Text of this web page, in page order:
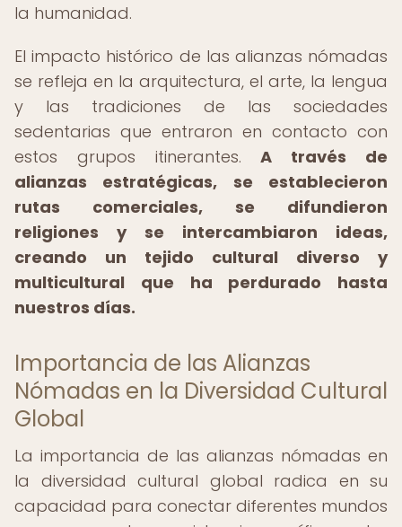
la humanidad.
El impacto histórico de las alianzas nómadas
se refleja en la arquitectura, el arte, la lengua
y las tradiciones de las sociedades
sedentarias que entraron en contacto con
estos grupos itinerantes.A través de
alianzas estratégicas, se establecieron
rutas comerciales, se difundieron
religiones y se intercambiaron ideas,
creando un tejido cultural diverso y
multicultural que ha perdurado hasta
nuestros días.
Importancia de las Alianzas
Nómadas en la Diversidad Cultural
Global
La importancia de las alianzas nómadas en
la diversidad cultural global radica en su
capacidad para conectar diferentes mundos